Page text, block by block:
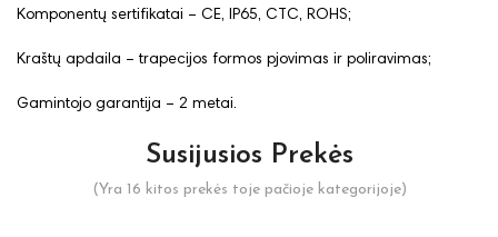
Komponentų sertifikatai – CE, IP65, CTC, ROHS;
Kraštų apdaila – trapecijos formos pjovimas ir poliravimas;
Gamintojo garantija – 2 metai.
Susijusios Prekės
(Yra 16 kitos prekės toje pačioje kategorijoje)